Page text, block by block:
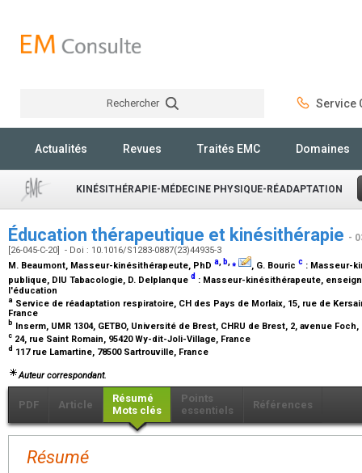
Rechercher Service
Actualités Revues Traités EMC Domaines
KINÉSITHÉRAPIE-MÉDECINE PHYSIQUE-RÉADAPTATION
Éducation thérapeutique et kinésithérapie -
[26-045-C-20] - Doi : 10.1016/S1283-0887(23)44935-3
M. Beaumont, Masseur-kinésithérapeute, PhD a, b,⁎ , G. Bouric c : Masseur-
publique, DIU Tabacologie, D. Delplanque d : Masseur-kinésithérapeute,
l'éducation
a Service de réadaptation respiratoire, CH des Pays de Morlaix, 15, rue de
France
b Inserm, UMR 1304, GETBO, Université de Brest, CHRU de Brest, 2, avenue
c 24, rue Saint Romain, 95420 Wy-dit-Joli-Village, France
d 117 rue Lamartine, 78500 Sartrouville, France
Auteur correspondant.
PDF Article
Résumé
Mots clés
Points
essentiels
Références
Résumé